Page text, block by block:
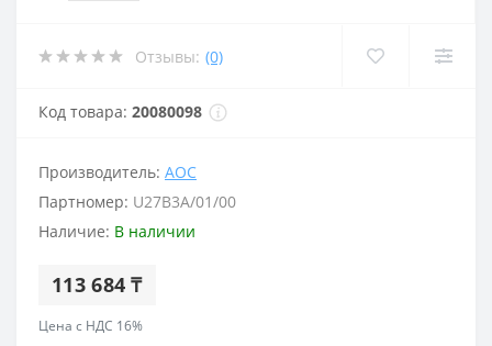
Отзывы: (0)
Код товара: 20080098
Производитель: AOC
Партномер: U27B3A/01/00
Наличие: В наличии
113 684 ₸
Цена с НДС 16%